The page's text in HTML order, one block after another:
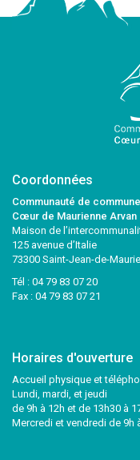
Coordonnées
Communauté de
Cœur de Maurienne Arvan
Maison de
125 avenue d’Italie
73300 Saint-Jean-de-
Tél : 04 79 83 07 20
Fax : 04 79 83 07 21
Horaires d'ouverture
Accueil physique et
Lundi, mardi, et jeudi
de 9h à 12h et de 13h30 à
Mercredi et vendredi de 9h